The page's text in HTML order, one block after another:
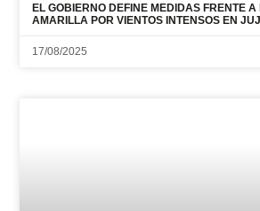
EL GOBIERNO DEFINE MEDIDAS FRENTE
AMARILLA POR VIENTOS INTENSOS EN
17/08/2025